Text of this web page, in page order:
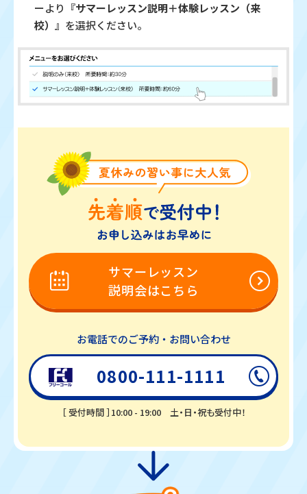
ーより 『サマーレッスン説明＋体験レッスン（来
校）』 を選択ください。
サマーレッスン
説明会はこちら
お電話でのご予約・お問い合わせ
0800-111-1111
［ 受付時間 ］10:00 - 19:00 土・日・祝も受付中！